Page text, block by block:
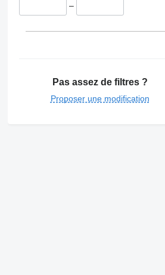
–
Pas assez de filtres ?
Proposer une modification